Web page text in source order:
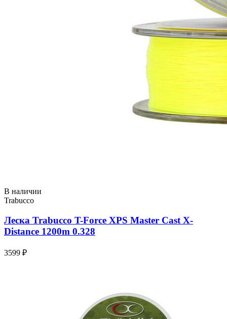
В наличии
Trabucco
Леска Trabucco T-Force XPS Master Cast X-
Distance 1200m 0.328
3599 ₽